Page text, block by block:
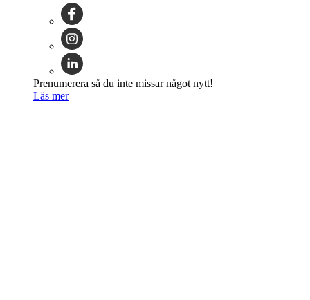
Prenumerera så du inte missar något nytt!
Läs mer